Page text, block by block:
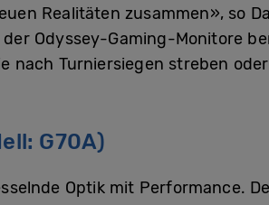
Realitäten zusammen», so
Odyssey-Gaming-Monitore
nach Turniersiegen streben
G70A)
Optik mit Performance.